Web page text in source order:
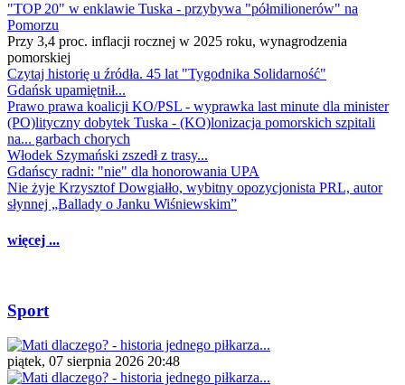
"TOP 20" w enklawie Tuska - przybywa "półmilionerów" na
Pomorzu
Przy 3,4 proc. inflacji rocznej w 2025 roku, wynagrodzenia
pomorskiej
Czytaj historię u źródła. 45 lat "Tygodnika Solidarność"
Gdańsk upamiętnił...
Prawo prawa koalicji KO/PSL - wyprawka last minute dla minister
(PO)lityczny dobytek Tuska - (KO)lonizacja pomorskich szpitali
na... garbach chorych
Włodek Szymański zszedł z trasy...
Gdańscy radni: "nie" dla honorowania UPA
Nie żyje Krzysztof Dowgiałło, wybitny opozycjonista PRL, autor
słynnej „Ballady o Janku Wiśniewskim”
więcej ...
Sport
piątek, 07 sierpnia 2026 20:48